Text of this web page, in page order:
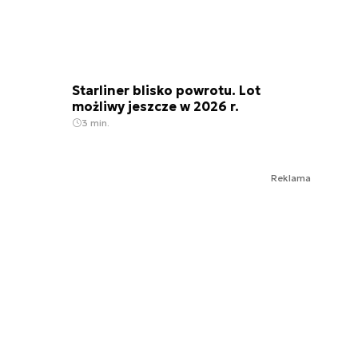
Starliner blisko powrotu. Lot
możliwy jeszcze w 2026 r.
3 min.
Reklama